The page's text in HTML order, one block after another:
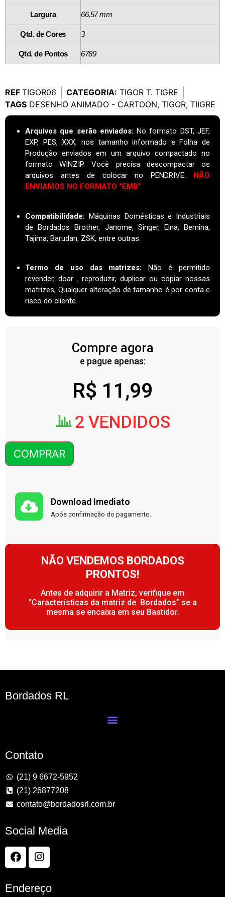
Largura 66,57 mm
Qtd. de Cores 3
Qtd. de Pontos 6789
REF TIGOR06 CATEGORIA: TIGOR T. TIGRE
TAGS DESENHO ANIMADO - CARTOON, TIGOR, TIIGRE
Arquivos que serão enviados: No formato DST, JEF,
EXP, PES, XXX, nos tamanho informado e Folha de
Produção enviados em um arquivo compactado no
formato WINZIP. Você precisa descompactar os
arquivos antes de colocar no PENDRIVE.
NÃO
ENVIAMOS NO FORMATO “EMB”
Compatibilidade: Máquinas Domésticas e Industriais
de Bordados Brother, Janome, Singer, Elna, Bernina,
Tajima, Barudan, ZSK, entre outras.
Termo de uso das matrizes:
Não é permitido
revender, doar . reproduzir, duplicar ou copiar nossas
matrizes, Qualquer alteração de tamanho é por conta e
risco do cliente.
Compre agora
e pague apenas:
R$ 11,99
2 VENDIDOS
COMPRAR
Download Imediato
Após confirmação do pagamento.
NÃO VENDEMOS BORDADOS
PRONTOS!
Antes de adquirir a Matriz, verifique em
“Características da matriz de Bordados” se a
mesma se encaixa em seu Bastidor.
Bordados RL
Contato
(21) 9 6672-5952
(21) 26877208
contato@bordadosrl.com.br
Social Media
Endereço